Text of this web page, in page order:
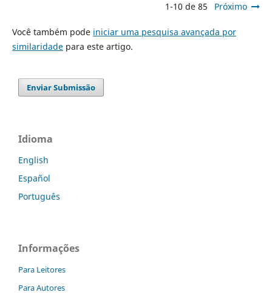
1-10 de 85 Próximo
Você também pode iniciar uma pesquisa avançada por
similaridadepara este artigo.
Enviar Submissão
Idioma
English
Español
Português
Informações
Para Leitores
Para Autores